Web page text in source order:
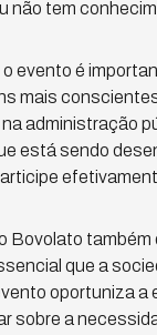
tem
evento é
mais
administração
está sendo
Bovolato
que a
oportuniza
sobre a